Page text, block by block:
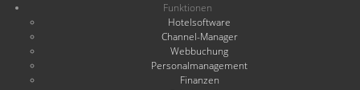
Funktionen
Hotelsoftware
Channel-Manager
Webbuchung
Personalmanagement
Finanzen